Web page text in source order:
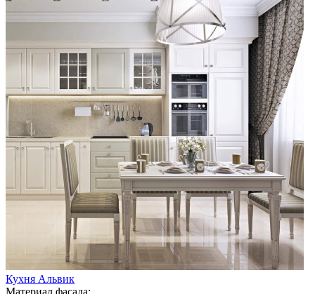
Кухня Альвик
Материал фасада: